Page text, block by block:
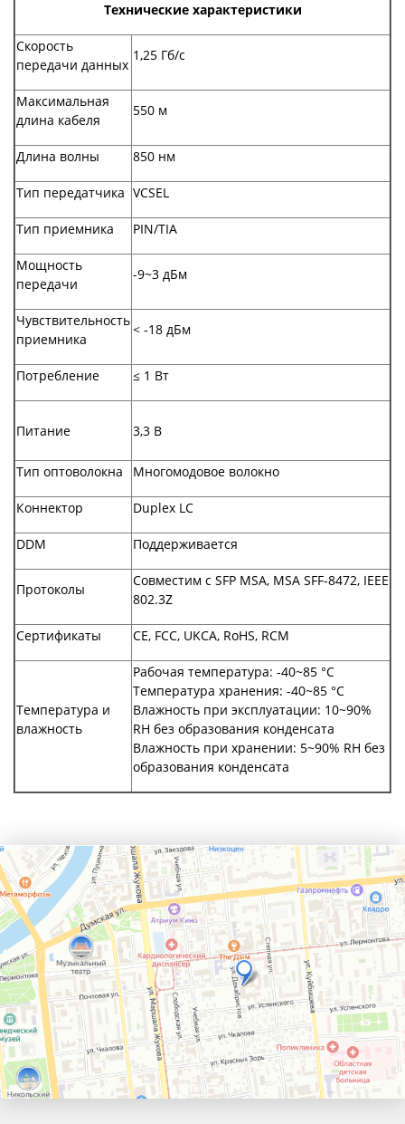
Технические характеристики
Скорость
передачи данных
1,25 Гб/c
Максимальная
длина кабеля
550 м
Длина волны 850 нм
Тип передатчика VCSEL
Тип приемника PIN/TIA
Мощность
передачи
-9~3 дБм
Чувствительность
приемника
< -18 дБм
Потребление ≤ 1 Вт
Питание 3,3 В
Тип оптоволокна Многомодовое волокно
Коннектор Duplex LC
DDM Поддерживается
Протоколы
Совместим с SFP MSA, MSA SFF-8472, IEEE
802.3Z
Сертификаты CE, FCC, UKCA, RoHS, RCM
Температура и
влажность
Рабочая температура: -40~85 °C
Температура хранения: -40~85 °C
Влажность при эксплуатации: 10~90%
RH без образования конденсата
Влажность при хранении: 5~90% RH без
образования конденсата